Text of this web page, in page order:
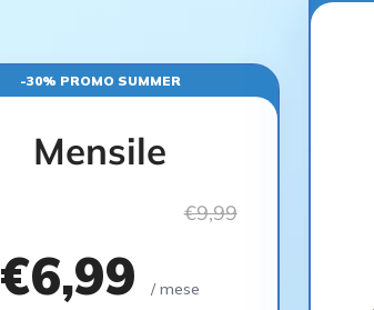
-30% PROMO SUMMER
Mensile
€9,99
€6,99/ mese